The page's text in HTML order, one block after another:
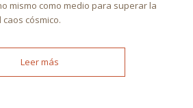
mismo como medio para superar la
cósmico.
Leer más